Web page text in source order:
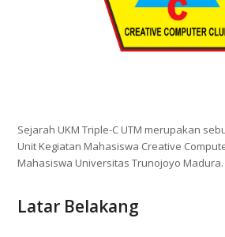
Sejarah UKM Triple-C UTM merupakan
Unit Kegiatan Mahasiswa Creative
Mahasiswa Universitas Trunojoyo Madura.
Latar Belakang